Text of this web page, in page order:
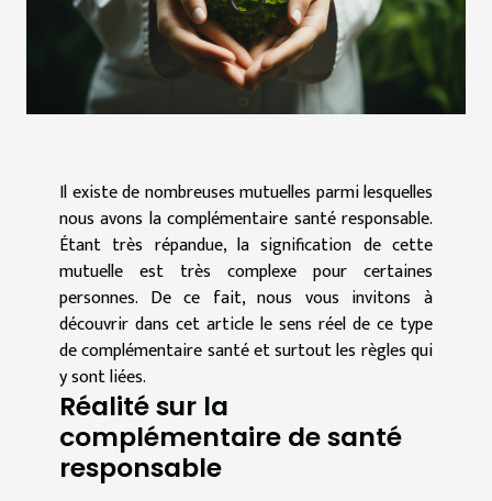
Il existe de nombreuses mutuelles parmi lesquelles
nous avons la complémentaire santé responsable.
Étant très répandue, la signification de cette
mutuelle est très complexe pour certaines
personnes. De ce fait, nous vous invitons à
découvrir dans cet article le sens réel de ce type
de complémentaire santé et surtout les règles qui
y sont liées.
Réalité sur la
complémentaire de santé
responsable